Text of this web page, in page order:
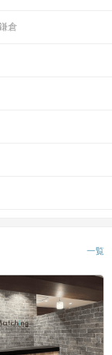
倉
一覧